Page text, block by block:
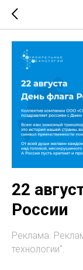
22
России
Реклама.
технологии".